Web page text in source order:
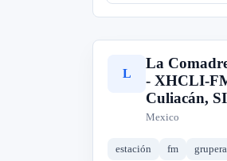
L
La
- XHCLI-
Culiacán, SI
Mexico
estación fm grupera